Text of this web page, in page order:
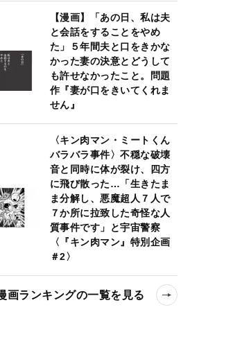
【漫画】「あの日、私は夫
と会話をすることをやめ
た」５年間夫と口をきかな
かった妻の決意とどうして
も許せなかったこと。問題
作『妻が口をきいてくれま
せん』
〈キン肉マン・ミートくん
バラバラ事件〉不穏な破壊
音と同時に体が裂け、四方
に飛び散った…「生きたま
ま分解し、悪魔超人７人で
７か所に拉致した奇怪な人
質事件です」と宇宙警察
〈『キン肉マン』特別企画
＃2〉
画ランキングの一覧を見る